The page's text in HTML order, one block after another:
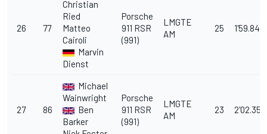
26 77
Christian
Ried
Matteo
Cairoli
Marvin
Dienst
Porsche
911 RSR
(991)
LMGTE
AM
25 1'59.840
27 86
Michael
Wainwright
Ben
Barker
Porsche
911 RSR
(991)
LMGTE
AM
23 2'02.353